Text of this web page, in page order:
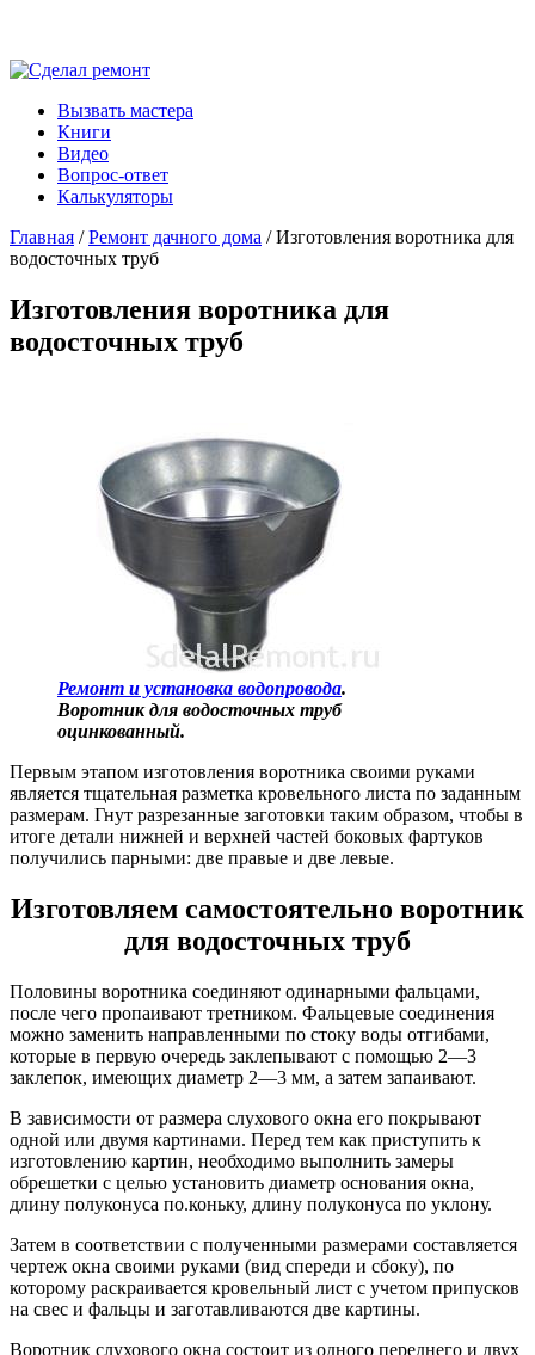
Вызвать мастера
Книги
Видео
Вопрос-ответ
Калькуляторы
Главная /Ремонт дачного дома / Изготовления воротника для
водосточных труб
Изготовления воротника для
водосточных труб
Ремонт и установка водопровода.
Воротник для водосточных труб
оцинкованный.
Первым этапом изготовления воротника своими руками
является тщательная разметка кровельного листа по заданным
размерам. Гнут разрезанные заготовки таким образом, чтобы в
итоге детали нижней и верхней частей боковых фартуков
получились парными: две правые и две левые.
Изготовляем самостоятельно воротник
для водосточных труб
Половины воротника соединяют одинарными фальцами,
после чего пропаивают третником. Фальцевые соединения
можно заменить направленными по стоку воды отгибами,
которые в первую очередь заклепывают с помощью 2—3
заклепок, имеющих диаметр 2—3 мм, а затем запаивают.
В зависимости от размера слухового окна его покрывают
одной или двумя картинами. Перед тем как приступить к
изготовлению картин, необходимо выполнить замеры
обрешетки с целью установить диаметр основания окна,
длину полуконуса по.коньку, длину полуконуса по уклону.
Затем в соответствии с полученными размерами составляется
чертеж окна своими руками (вид спереди и сбоку), по
которому раскраивается кровельный лист с учетом припусков
на свес и фальцы и заготавливаются две картины.
Воротник слухового окна состоит из одного переднего и двух